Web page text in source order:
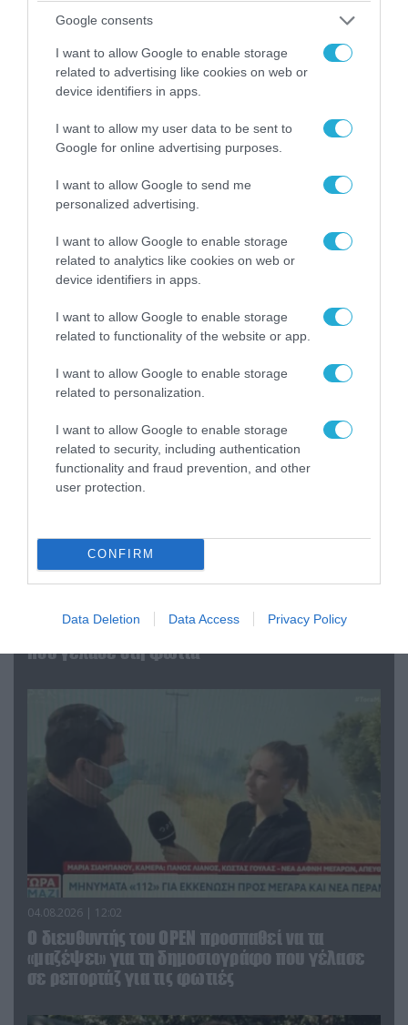
Google consents
I want to allow Google to enable storage
related to advertising like cookies on web or
device identifiers in apps.
I want to allow my user data to be sent to
Google for online advertising purposes.
I want to allow Google to send me
personalized advertising.
I want to allow Google to enable storage
related to analytics like cookies on web or
device identifiers in apps.
I want to allow Google to enable storage
related to functionality of the website or app.
I want to allow Google to enable storage
related to personalization.
I want to allow Google to enable storage
related to security, including authentication
functionality and fraud prevention, and other
user protection.
CONFIRM
Data Deletion Data Access Privacy Policy
Αττικής (φωτο)
04.08.2026 | 15:02
Αυτή την ώρα το τελευταίο «αντίο» στον πρώην
υπουργό Ι.Βαρβιτσιώτη (φωτο)
04.08.2026 | 13:02
Η ανακοίνωση του Πανελλήνιου Σωματείου
Πυροσβεστών για την δημοσιογράφο του OPEN
που γέλασε στη φωτιά
04.08.2026 | 12:02
O διευθυντής του OPEN προσπαθεί να τα
«μαζέψει» για τη δημοσιογράφο που γέλασε
σε ρεπορτάζ για τις φωτιές